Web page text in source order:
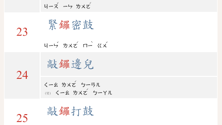
ㄐㄧㄡ
ˇ
ㄧㄣ ㄌㄨㄛ
ˊ
23
緊鑼密鼓
ㄐㄧㄣ
ˇ
ㄌㄨㄛ
ˊ
ㄇㄧ
ˋ
ㄍㄨ
ˇ
24
敲 鑼邊兒
ㄑㄧㄠ ㄌㄨㄛ
ˊ
ㄅㄧㄢㄦ
(變) ㄑㄧㄠ ㄌㄨㄛ
ˊ
ㄅㄧㄚㄦ
25
敲鑼打鼓